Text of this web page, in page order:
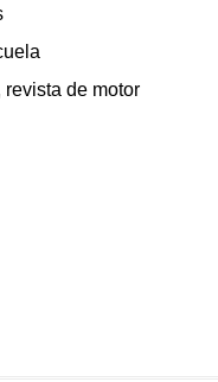
revista de motor